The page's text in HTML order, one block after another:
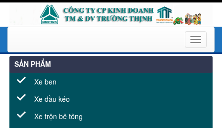
Toggle
SẢN PHẨM
Xe ben
Xe đầu kéo
Xe trộn bê tông